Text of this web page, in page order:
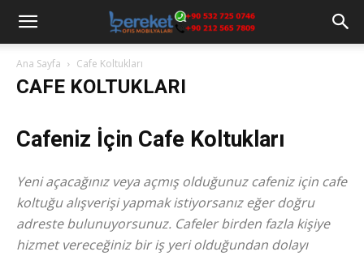
Ana Sayfa Cafe Koltukları
CAFE KOLTUKLARI
Cafeniz İçin Cafe Koltukları
Yeni açacağınız veya açmış olduğunuz cafeniz için cafe
koltuğu alışverişi yapmak istiyorsanız eğer doğru
adreste bulunuyorsunuz. Cafeler birden fazla kişiye
hizmet vereceğiniz bir iş yeri olduğundan dolayı